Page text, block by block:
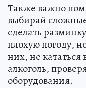
Также важно
выбирай
сделать
плохую погоду,
них, не кататься
алкоголь,
оборудования.